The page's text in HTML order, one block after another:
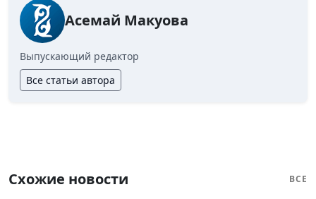
Асемай Макуова
Выпускающий редактор
Все статьи автора
Схожие новости ВСЕ